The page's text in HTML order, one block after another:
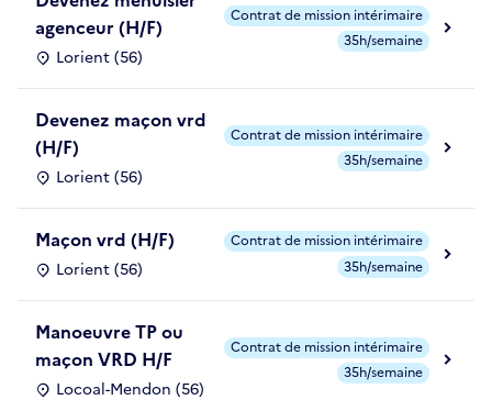
agenceur (H/F)
Lorient (56)
Contrat de mission intérimaire
35h/semaine
Devenez maçon vrd
(H/F)
Lorient (56)
Contrat de mission intérimaire
35h/semaine
Maçon vrd (H/F)
Lorient (56)
Contrat de mission intérimaire
35h/semaine
Manoeuvre TP ou
maçon VRD H/F
Locoal-Mendon (56)
Contrat de mission intérimaire
35h/semaine